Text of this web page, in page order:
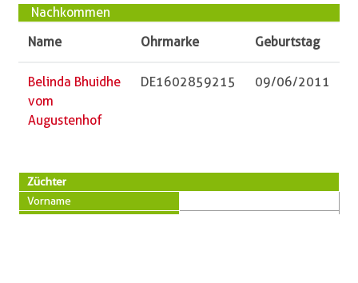
Nachkommen
Name
Ohrmarke Geburtstag
Belinda Bhuidhe
vom
Augustenhof
DE1602859215 09/06/2011
Züchter
Vorname